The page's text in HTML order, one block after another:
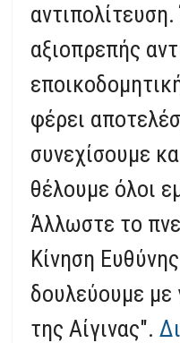
αξιοπρεπής
φέρει
συνεχίσουμε
θέλουμε όλοι
Άλλωστε το
Κίνηση
δουλεύουμε
της Αίγινας".